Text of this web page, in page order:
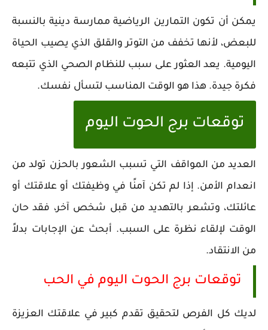
يمكن أن تكون التمارين الرياضية ممارسة دينية بالنسبة
للبعض، لأنها تخفف من التوتر والقلق الذي يصيب الحياة
اليومية. يعد العثور على سبب للنظام الصحي الذي تتبعه
فكرة جيدة. هذا هو الوقت المناسب لتسأل نفسك.
توقعات برج الحوت اليوم
العديد من المواقف التي تسبب الشعور بالحزن تولد من
انعدام الأمن. إذا لم تكن آمنًا في وظيفتك أو علاقتك أو
عائلتك، وتشعر بالتهديد من قبل شخص آخر، فقد حان
الوقت لإلقاء نظرة على السبب. أبحث عن الإجابات بدلاً
من الانتقاد.
توقعات برج الحوت اليوم في الحب
لديك كل الفرص لتحقيق تقدم كبير في علاقتك العزيزة